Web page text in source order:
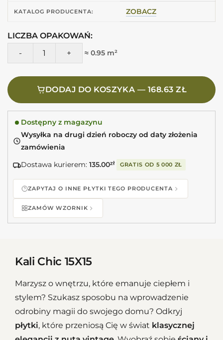
KATALOG PRODUCENTA: ZOBACZ
LICZBA OPAKOWAŃ:
ilość Estudio FRAME 15 Kali Chic 15X15 Kafelki we wzory
≈ 0.95 m²
DODAJ DO KOSZYKA — 168.63 ZŁ
Dostępny z magazynu
Wysyłka na drugi dzień roboczy od daty złożenia
zamówienia
Dostawa kurierem: 135.00zł GRATIS OD 5 000 ZŁ
ZAPYTAJ O INNE PŁYTKI TEGO PRODUCENTA
ZAMÓW WZORNIK
Kali Chic 15X15
Marzysz o wnętrzu, które emanuje ciepłem i
stylem? Szukasz sposobu na wprowadzenie
odrobiny magii do swojego domu? Odkryj
płytki, które przeniosą Cię w świat klasycznej